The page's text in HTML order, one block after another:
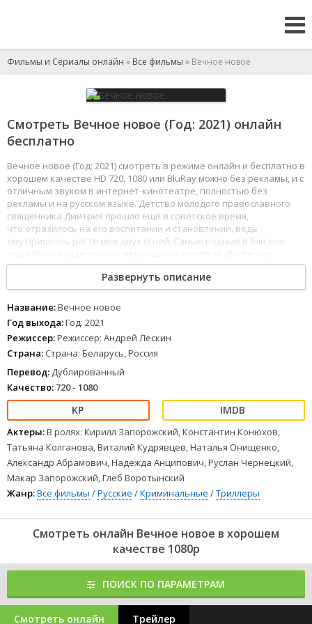
Фильмы и Сериалы онлайн » Все фильмы » Вечное новое
Смотреть Вечное новое (Год: 2021) онлайн
бесплатно
Вечное новое (Год: 2021) смотреть в режиме онлайн и бесплатно в
хорошем качестве HD 720, 1080 или BluRay можно без рекламы, и с
отличным звуком в интернет-кинотеатре, полностью без
рекламы и на русском языке. Детство молодого православного
священника Дмитрия прошло ещё в советское время,
что отразилось на его воспитании и становлении, ведь
ему пришлось расти меж двух огней. Самые родные и близкие
совершеннолетия, он принимает решение стать священником.
На жизненном пути он сталкивается со злобой, жалостью,
недоверием и болью, но твёрдо верит в свои идеалы.
Это помогает ему нести в служении и в мирской жизни добро
Но однажды зло из прошлого настигает и самого Дмитрия.
Что произойдёт, когда перед самим священником встанет
главный в его жизни вопрос?
1
7
Развернуть описание
Название:Вечное новое
Год выхода:Год: 2021
Режиссер:Режиссер: Андрей Лескин
Страна: Страна: Беларусь, Россия
Перевод: Дублированный
Качество: 720 - 1080
Актеры:В ролях: Кирилл Запорожский, Константин Конюхов,
Татьяна Колганова, Виталий Кудрявцев, Наталья Онищенко,
Александр Абрамович, Надежда Анципович, Руслан Чернецкий,
Макар Запорожский, Глеб Воротынский
Жанр:Все фильмы /Русские /Криминальные /Триллеры
Смотреть онлайн Вечное новое в хорошем
качестве 1080p
ПОИСК ПО ПАРАМЕТРАМ
Смотреть онлайн Трейлер